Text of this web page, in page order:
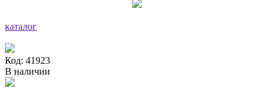
каталог
Код: 41923
В наличии